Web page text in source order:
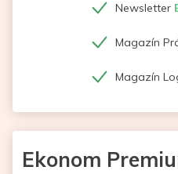
Newsletter
Magazín
Magazín
Ekonom